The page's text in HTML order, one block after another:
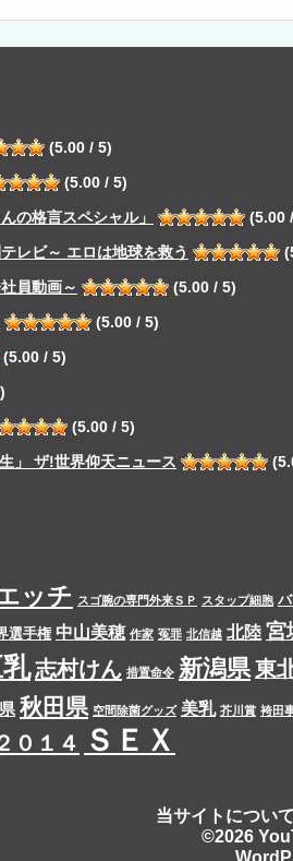
(5.00 / 5)
(5.00 / 5)
の格言スペシャル」
(5.00
レビ～ エロは地球を救う
員動画～
(5.00 / 5)
(5.00 / 5)
(5.00 / 5)
(5.00 / 5)
」 ザ!世界仰天ニュース
ッチ スゴ腕の専門外来ＳＰ スタップ細胞
選手権 中山美穂 作家 冤罪 北信越 北陸 宮
乳志村けん 措置命令 新潟県東
秋田県 空間除菌グッズ 美乳 芥川賞 袴田
０１４ ＳＥＸ
当サイトについて
©2026